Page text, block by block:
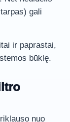
gali
ir paprastai,
būklę.
nuo